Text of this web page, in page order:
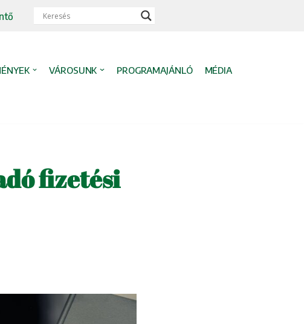
VÁROSUNK PROGRAMAJÁNLÓ
MÉDIA
fizetési